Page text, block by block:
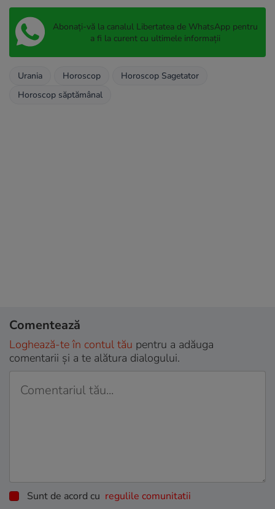
Abonați-vă la canalul Libertatea de WhatsApp pentru
a fi la curent cu ultimele informații
Urania Horoscop
Horoscop Sagetator
Horoscop săptămânal
Comentează
Loghează-te în contul tău pentru a adăuga
comentarii și a te alătura dialogului.
Sunt de acord cu regulile comunitatii